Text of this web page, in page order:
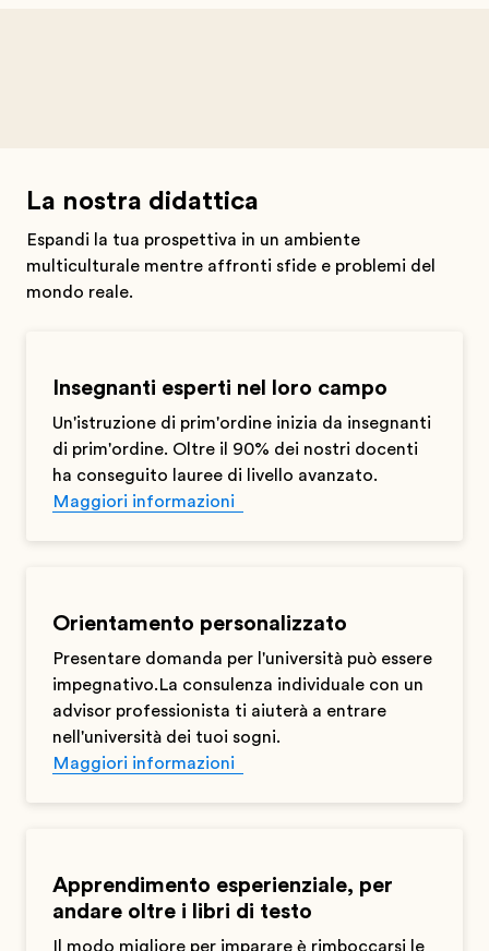
La nostra didattica
Espandi la tua prospettiva in un ambiente
multiculturale mentre affronti sfide e problemi del
mondo reale.
Insegnanti esperti nel loro campo
Un'istruzione di prim'ordine inizia da insegnanti
di prim'ordine. Oltre il 90% dei nostri docenti
ha conseguito lauree di livello avanzato.
Maggiori informazioni
Orientamento personalizzato
Presentare domanda per l'università può essere
impegnativo.La consulenza individuale con un
advisor professionista ti aiuterà a entrare
nell'università dei tuoi sogni.
Maggiori informazioni
Apprendimento esperienziale, per
andare oltre i libri di testo
Il modo migliore per imparare è rimboccarsi le